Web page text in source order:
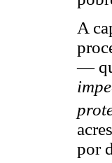
A
—
por